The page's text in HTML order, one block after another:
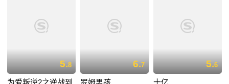
5.8 6.7 5.6